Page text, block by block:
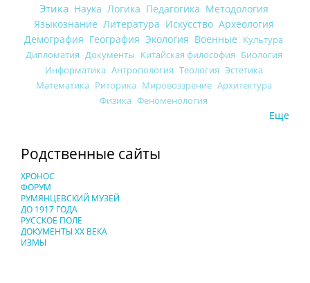
Этика Наука Логика Педагогика Методология
Языкознание Литература Искусство Археология
Демография География Экология Военные Культура
Дипломатия Документы Китайская философия Биология
Информатика Антропология Теология Эстетика
Математика Риторика Мировоззрение Архитектура
Физика Феноменология
Еще
Родственные сайты
ХРОНОС
ФОРУМ
РУМЯНЦЕВСКИЙ МУЗЕЙ
ДО 1917 ГОДА
РУССКОЕ ПОЛЕ
ДОКУМЕНТЫ XX ВЕКА
ИЗМЫ